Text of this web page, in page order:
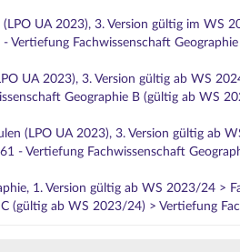
UA 2023), 3. Version gültig im WS
Vertiefung Fachwissenschaft
UA 2023), 3. Version gültig ab WS
Geographie B (gültig ab WS
(LPO UA 2023), 3. Version gültig ab
- Vertiefung Fachwissenschaft
1. Version gültig ab WS 2023/24 >
(gültig ab WS 2023/24) > Vertiefung